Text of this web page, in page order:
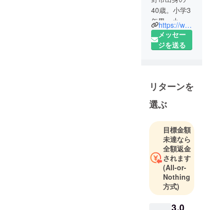
40歳。小学3
年男、小学1
年女、年長
男の子育て
す！
栄養士とし
て、老健や
保育園で20
年近く働い
てぃり、現
在は歯科医
院に勤務し
ており、歯
科医院で働
く方々の、
栄養に考慮
https://www.instagram.com/p/CTn9gJtBVsH/?utm_medium=copy_link
メッセー
ジを送る
リターンを
選ぶ
目標金額
未達なら
全額返金
されます
(All-or-
Nothing
方式)
3,0